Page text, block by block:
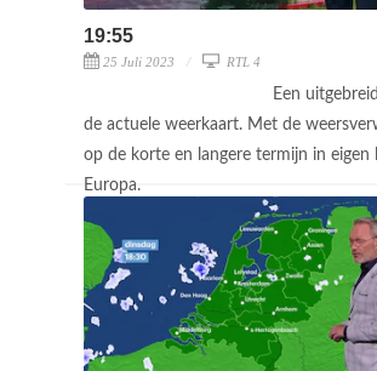
19:55
25 Juli 2023 RTL 4
Een
de actuele weerkaart. Met de
op de korte en langere termijn in eigen
Europa.